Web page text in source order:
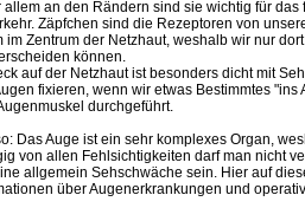
allem an den Rändern sind sie wichtig für
Zäpfchen sind die Rezeptoren von
im Zentrum der Netzhaut, weshalb wir nur
können.
auf der Netzhaut ist besonders dicht mit
fixieren, wenn wir etwas Bestimmtes
durchgeführt.
Das Auge ist ein sehr komplexes Organ,
von allen Fehlsichtigkeiten darf man nicht
allgemein Sehschwäche sein. Hier auf
über Augenerkrankungen und